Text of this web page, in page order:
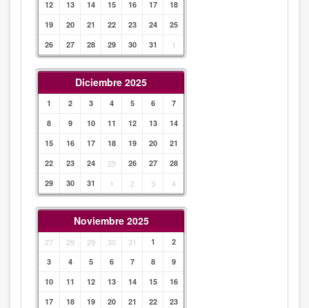
12
13 14 15 16 17
18
19
20 21 22 23 24
25
26
27 28 29 30 31 1
Diciembre 2025
1 2 3 4 5 6
7
8
9 10 11 12 13
14
15
16 17 18 19 20
21
22
23 24 25 26 27
28
29
30 31 1 2 3 4
Noviembre 2025
27 29 29 30 31 1
2
3
4 5 6 7 8
9
10
11 12 13 14 15
16
17
18 19 20 21 22
23